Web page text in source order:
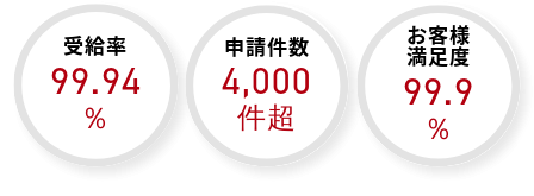
受給率
99.94
％
申請件数
4,000
件超
お客様
満足度
99.9
％